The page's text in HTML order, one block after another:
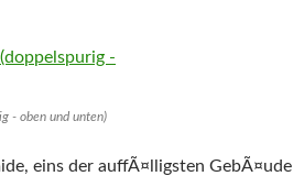
- oben und unten)
eins der auffÃ¤lligsten GebÃ¤ude